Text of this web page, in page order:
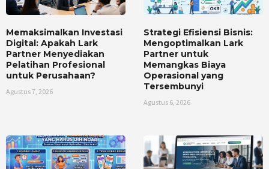
Memaksimalkan Investasi
Digital: Apakah Lark
Partner Menyediakan
Pelatihan Profesional
untuk Perusahaan?
Agustus 7, 2026
Strategi Efisiensi Bisnis:
Mengoptimalkan Lark
Partner untuk
Memangkas Biaya
Operasional yang
Tersembunyi
Agustus 6, 2026